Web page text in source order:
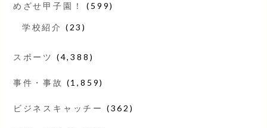
めざせ甲子園！ (599)
学校紹介 (23)
スポーツ (4,388)
事件・事故 (1,859)
ビジネスキャッチー (362)